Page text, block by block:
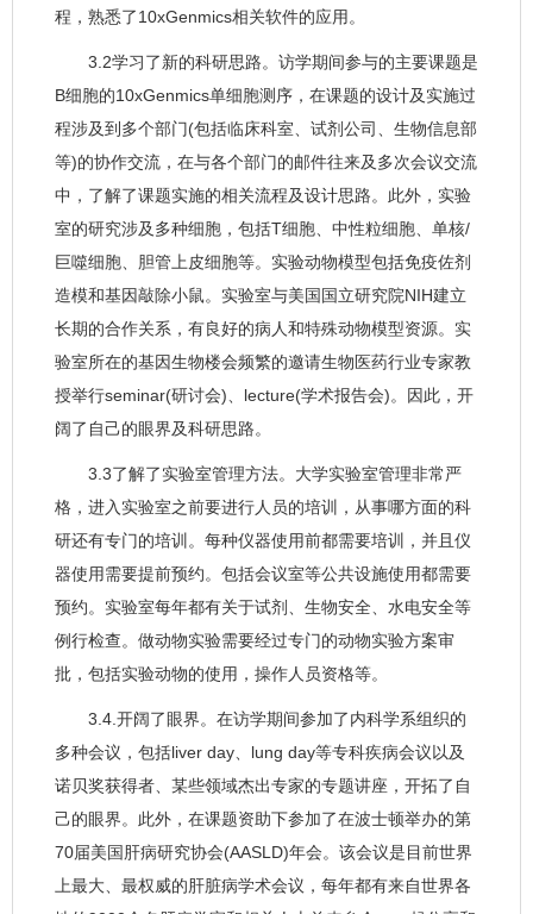
程，熟悉了10xGenmics相关软件的应用。
3.2学习了新的科研思路。访学期间参与的主要课题是
B细胞的10xGenmics单细胞测序，在课题的设计及实施过
程涉及到多个部门(包括临床科室、试剂公司、生物信息部
等)的协作交流，在与各个部门的邮件往来及多次会议交流
中，了解了课题实施的相关流程及设计思路。此外，实验
室的研究涉及多种细胞，包括T细胞、中性粒细胞、单核/
巨噬细胞、胆管上皮细胞等。实验动物模型包括免疫佐剂
造模和基因敲除小鼠。实验室与美国国立研究院NIH建立
长期的合作关系，有良好的病人和特殊动物模型资源。实
验室所在的基因生物楼会频繁的邀请生物医药行业专家教
授举行seminar(研讨会)、lecture(学术报告会)。因此，开
阔了自己的眼界及科研思路。
3.3了解了实验室管理方法。大学实验室管理非常严
格，进入实验室之前要进行人员的培训，从事哪方面的科
研还有专门的培训。每种仪器使用前都需要培训，并且仪
器使用需要提前预约。包括会议室等公共设施使用都需要
预约。实验室每年都有关于试剂、生物安全、水电安全等
例行检查。做动物实验需要经过专门的动物实验方案审
批，包括实验动物的使用，操作人员资格等。
3.4.开阔了眼界。在访学期间参加了内科学系组织的
多种会议，包括liver day、lung day等专科疾病会议以及
诺贝奖获得者、某些领域杰出专家的专题讲座，开拓了自
己的眼界。此外，在课题资助下参加了在波士顿举办的第
70届美国肝病研究协会(AASLD)年会。该会议是目前世界
上最大、最权威的肝脏病学术会议，每年都有来自世界各